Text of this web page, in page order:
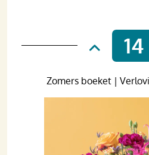
14
Zomers boeket |